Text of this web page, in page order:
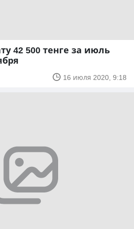
42 500 тенге за июль
16 июля 2020, 9:18